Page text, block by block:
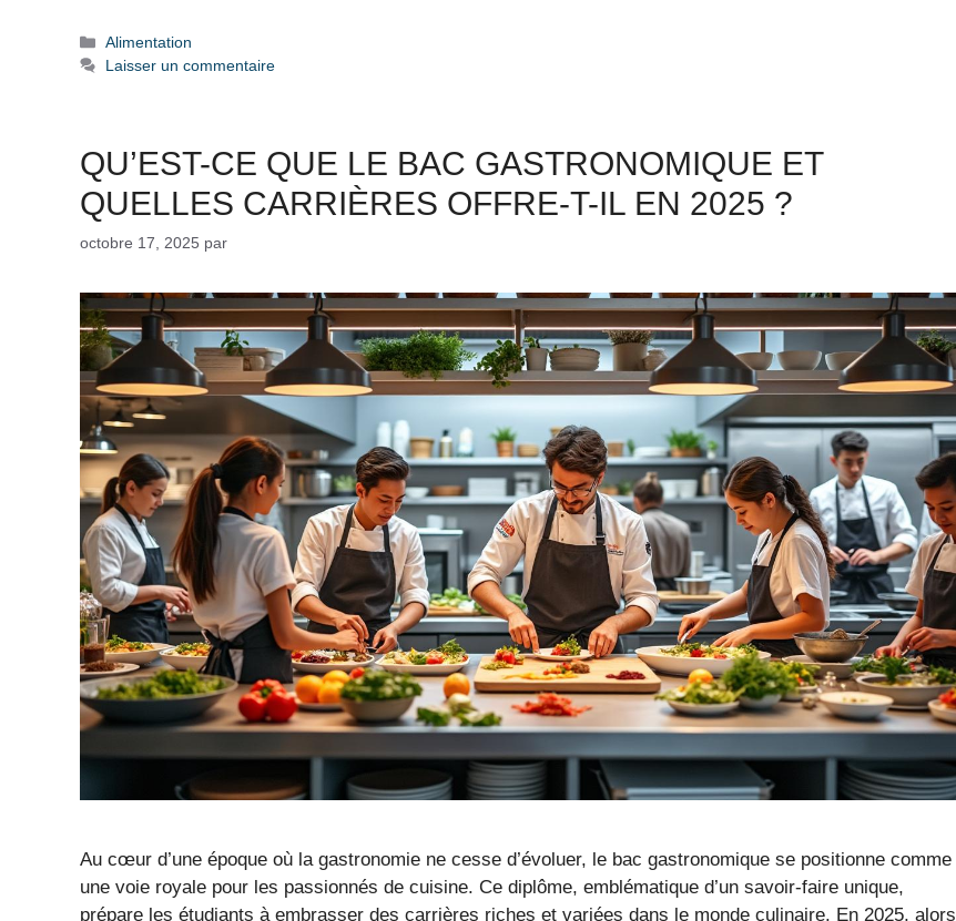
Catégories
Alimentation
Laisser un commentaire
QU’EST-CE QUE LE BAC GASTRONOMIQUE ET
QUELLES CARRIÈRES OFFRE-T-IL EN 2025 ?
octobre 17, 2025 par
Au cœur d’une époque où la gastronomie ne cesse d’évoluer, le bac gastronomique se positionne comme
une voie royale pour les passionnés de cuisine. Ce diplôme, emblématique d’un savoir-faire unique,
prépare les étudiants à embrasser des carrières riches et variées dans le monde culinaire. En 2025, alors